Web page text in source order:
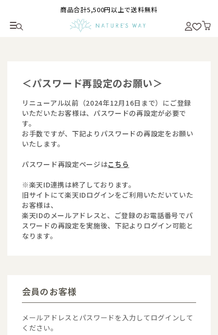
商品合計5,500円以上で送料無料
＜パスワード再設定のお願い＞
リニューアル以前（2024年12月16日まで）にご登録
いただいたお客様は、パスワードの再設定が必要で
す。
お手数ですが、下記よりパスワードの再設定をお願い
いたします。
パスワード再設定ページはこちら
※楽天ID連携は終了しております。
旧サイトにて楽天IDログインをご利用いただいていた
お客様は、
楽天IDのメールアドレスと、ご登録のお電話番号でパ
スワードの再設定を実施後、下記よりログイン可能と
なります。
会員のお客様
メールアドレスとパスワードを入力してログインして
ください。